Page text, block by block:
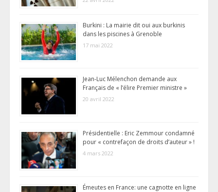
Burkini : La mairie dit oui aux burkinis
dans les piscines à Grenoble
17 mai 2022
Jean-Luc Mélenchon demande aux
Français de « l’élire Premier ministre »
20 avril 2022
Présidentielle : Eric Zemmour condamné
pour « contrefaçon de droits d’auteur » !
4 mars 2022
Émeutes en France: une cagnotte en ligne